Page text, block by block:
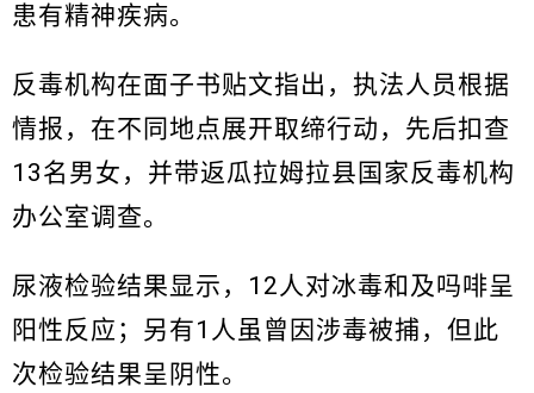
患有精神疾病。
反毒机构在面子书贴文指出，执法人员根据
情报，在不同地点展开取缔行动，先后扣查
13名男女，并带返瓜拉姆拉县国家反毒机构
办公室调查。
尿液检验结果显示，12人对冰毒和及吗啡呈
阳性反应；另有1人虽曾因涉毒被捕，但此
次检验结果呈阴性。